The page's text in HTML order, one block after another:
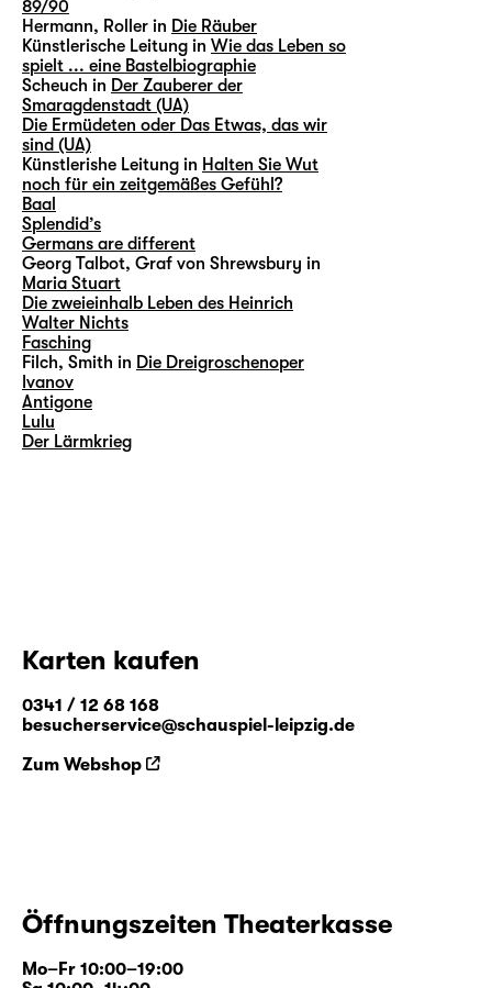
89/90
Hermann, Roller in Die Räuber
Künstlerische Leitung in Wie das Leben so
spielt ... eine Bastelbiographie
Scheuch in Der Zauberer der
Smaragdenstadt (UA)
Die Ermüdeten oder Das Etwas, das wir
sind (UA)
Künstlerishe Leitung in Halten Sie Wut
noch für ein zeitgemäßes Gefühl?
Baal
Splendid’s
Germans are different
Georg Talbot, Graf von Shrewsbury in
Maria Stuart
Die zweieinhalb Leben des Heinrich
Walter Nichts
Fasching
Filch, Smith in Die Dreigroschenoper
Ivanov
Antigone
Lulu
Der Lärmkrieg
Karten kaufen
0341 / 12 68 168
besucherservice@schauspiel-leipzig.de
Zum Webshop
Öffnungszeiten Theaterkasse
Mo–Fr 10:00–19:00